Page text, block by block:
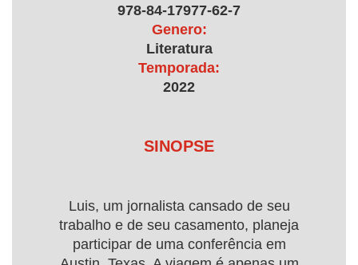
978-84-17977-62-7
Genero:
Literatura
Temporada:
2022
SINOPSE
Luis, um jornalista cansado de seu
trabalho e de seu casamento, planeja
participar de uma conferência em